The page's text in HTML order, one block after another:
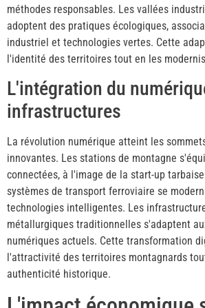
méthodes responsables. Les vallées
adoptent des pratiques écologiques,
industriel et technologies vertes. Cette
l'identité des territoires tout en les
L'intégration du
infrastructures
La révolution numérique atteint les
innovantes. Les stations de montagne
connectées, à l'image de la start-up
systèmes de transport ferroviaire se
technologies intelligentes. Les
métallurgiques traditionnelles s'adaptent
numériques actuels. Cette transformation
l'attractivité des territoires montagnards
authenticité historique.